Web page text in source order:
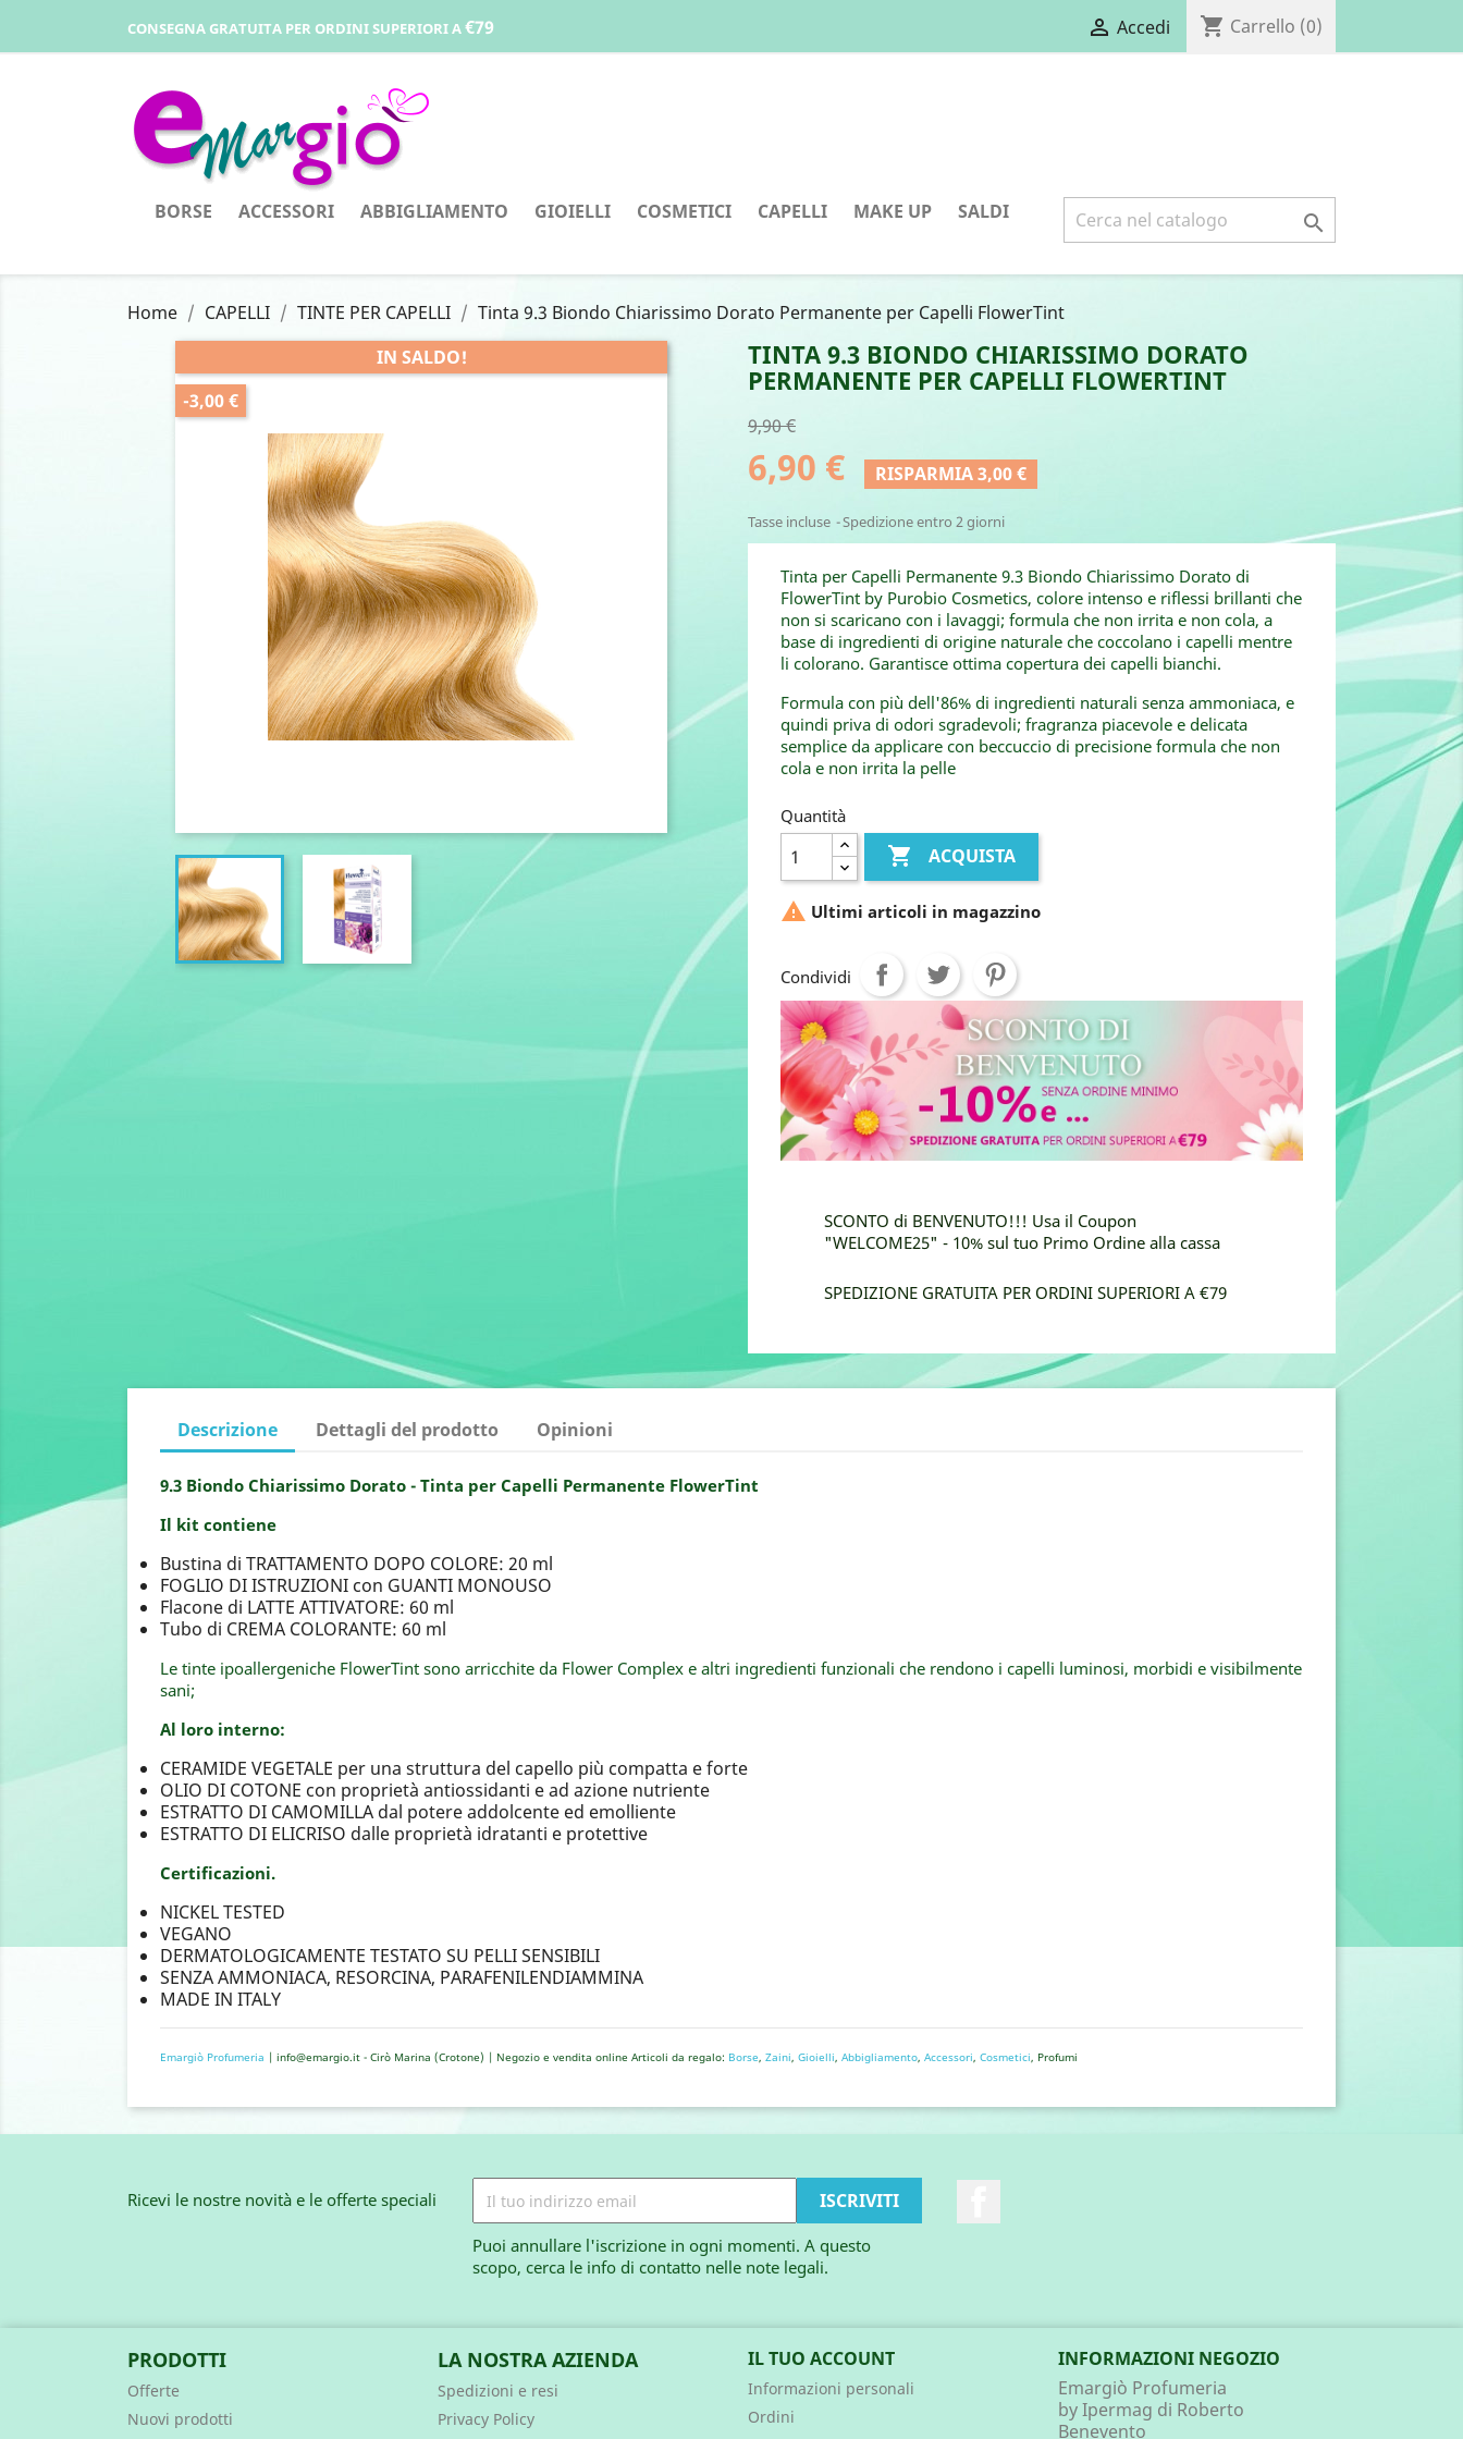
CONSEGNA GRATUITA PER ORDINI SUPERIORI A€79  Accedi shopping_cart Carrello (0)
BORSE ACCESSORI ABBIGLIAMENTO GIOIELLI COSMETICI CAPELLI MAKE UP SALDI 
Home CAPELLI TINTE PER CAPELLI
Tinta 9.3 Biondo Chiarissimo Dorato Permanente per Capelli FlowerTint
IN SALDO!
-3,00 €
TINTA 9.3 BIONDO CHIARISSIMO DORATO
PERMANENTE PER CAPELLI FLOWERTINT
9,90 €
6,90 € RISPARMIA 3,00 €
Tasse incluse Spedizione entro 2 giorni
Tinta per Capelli Permanente 9.3 Biondo Chiarissimo Dorato di
FlowerTint by Purobio Cosmetics, colore intenso e riflessi brillanti che
non si scaricano con i lavaggi; formula che non irrita e non cola, a
base di ingredienti di origine naturale che coccolano i capelli mentre
li colorano. Garantisce ottima copertura dei capelli bianchi.
Formula con più dell'86% di ingredienti naturali senza ammoniaca, e
quindi priva di odori sgradevoli; fragranza piacevole e delicata
semplice da applicare con beccuccio di precisione formula che non
cola e non irrita la pelle
Quantità
 ACQUISTA
 Ultimi articoli in magazzino
Condividi
SCONTO di BENVENUTO!!! Usa il Coupon
"WELCOME25" - 10% sul tuo Primo Ordine alla cassa
SPEDIZIONE GRATUITA PER ORDINI SUPERIORI A €79
Descrizione Dettagli del prodotto Opinioni
9.3 Biondo Chiarissimo Dorato - Tinta per Capelli Permanente FlowerTint
Il kit contiene
Bustina di TRATTAMENTO DOPO COLORE: 20 ml
FOGLIO DI ISTRUZIONI con GUANTI MONOUSO
Flacone di LATTE ATTIVATORE: 60 ml
Tubo di CREMA COLORANTE: 60 ml
Le tinte ipoallergeniche FlowerTint sono arricchite da Flower Complex e altri ingredienti funzionali che rendono i capelli luminosi, morbidi e visibilmente
sani;
Al loro interno:
CERAMIDE VEGETALE per una struttura del capello più compatta e forte
OLIO DI COTONE con proprietà antiossidanti e ad azione nutriente
ESTRATTO DI CAMOMILLA dal potere addolcente ed emolliente
ESTRATTO DI ELICRISO dalle proprietà idratanti e protettive
Certificazioni.
NICKEL TESTED
VEGANO
DERMATOLOGICAMENTE TESTATO SU PELLI SENSIBILI
SENZA AMMONIACA, RESORCINA, PARAFENILENDIAMMINA
MADE IN ITALY
Emargiò Profumeria | info@emargio.it - Cirò Marina (Crotone) | Negozio e vendita online Articoli da regalo: Borse, Zaini, Gioielli, Abbigliamento, Accessori, Cosmetici, Profumi
Ricevi le nostre novità e le offerte speciali
Puoi annullare l'iscrizione in ogni momenti. A questo
scopo, cerca le info di contatto nelle note legali.
PRODOTTI
Offerte
Nuovi prodotti
LA NOSTRA AZIENDA
Spedizioni e resi
Privacy Policy
IL TUO ACCOUNT
Informazioni personali
Ordini
INFORMAZIONI NEGOZIO
Emargiò Profumeria
by Ipermag di Roberto
Benevento